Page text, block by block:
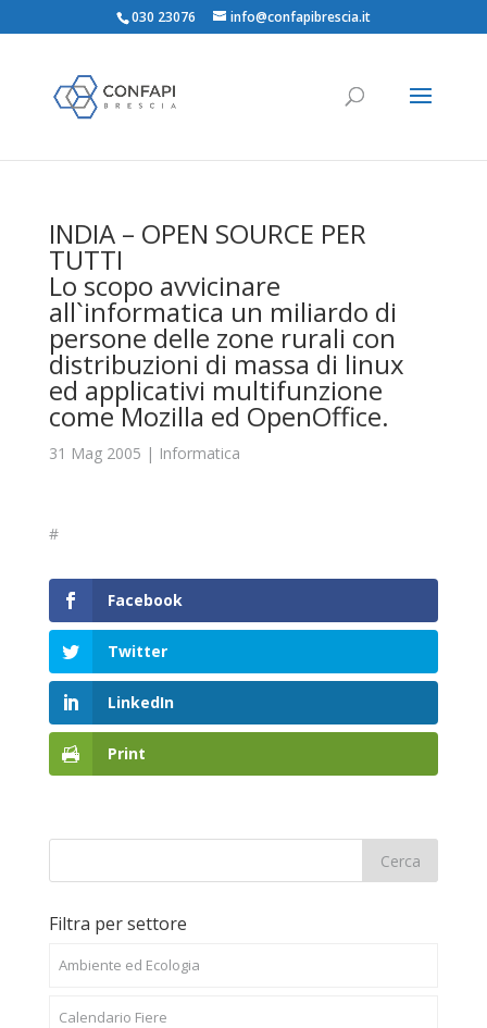
030 23076 info@confapibrescia.it
INDIA – OPEN SOURCE PER
TUTTI
Lo scopo avvicinare
all`informatica un miliardo di
persone delle zone rurali con
distribuzioni di massa di linux
ed applicativi multifunzione
come Mozilla ed OpenOffice.
31 Mag 2005 | Informatica
#
Facebook
Twitter
LinkedIn
Print
Filtra per settore
Ambiente ed Ecologia
Calendario Fiere